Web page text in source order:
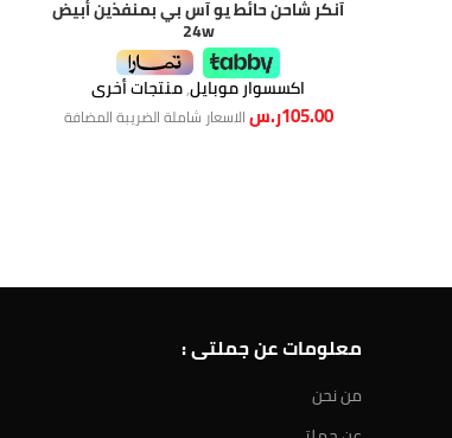
آنكر شاحن حائط يو آس بي بمنفذين أبيض
24w
اكسسوار موبايل,منتجات أخرى
105.00ر.سالاسعار شاملة الضريبة المضافة
معلومات عن جملتى :
من نحن